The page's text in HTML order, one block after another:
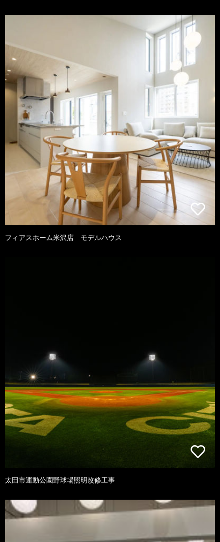
フィアスホーム米沢店 モデルハウス
太田市運動公園野球場照明改修工事